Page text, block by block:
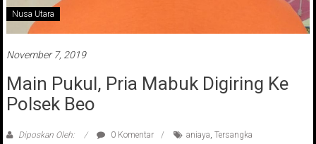
Nusa Utara
November 7, 2019
Main Pukul, Pria Mabuk Digiring Ke
Polsek Beo
Diposkan Oleh: 0 Komentar aniaya Tersangka